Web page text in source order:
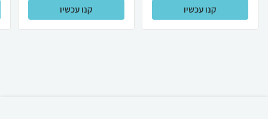
קנו עכשיו קנו עכשיו